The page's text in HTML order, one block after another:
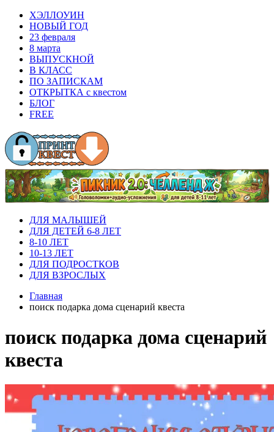
ХЭЛЛОУИН
НОВЫЙ ГОД
23 февраля
8 марта
ВЫПУСКНОЙ
В КЛАСС
ПО ЗАПИСКАМ
ОТКРЫТКА с квестом
БЛОГ
FREE
ДЛЯ МАЛЫШЕЙ
ДЛЯ ДЕТЕЙ 6-8 ЛЕТ
8-10 ЛЕТ
10-13 ЛЕТ
ДЛЯ ПОДРОСТКОВ
ДЛЯ ВЗРОСЛЫХ
Главная
поиск подарка дома сценарий квеста
поиск подарка дома сценарий
квеста